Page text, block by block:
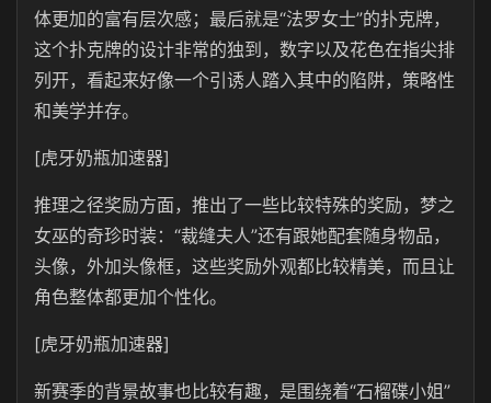
体更加的富有层次感；最后就是‌“法罗女士”的扑克牌‌，
这个扑克牌的设计非常的独到，数字以及花色在指尖排
列开，看起来好像一个引诱人踏入其中的陷阱，策略性
和美学并存。
[虎牙奶瓶加速器]
推理之径奖励方面，推出了一些比较特殊的奖励，‌梦之
女巫的奇珍时装‌：“裁缝夫人”还有跟她配套随身物品，
头像，外加头像框，这些奖励外观都比较精美，而且让
角色整体都更加个性化。
[虎牙奶瓶加速器]
新赛季的背景故事也比较有趣，是围绕着“石榴碟小姐”